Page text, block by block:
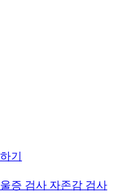
기
증 검사 자존감 검사